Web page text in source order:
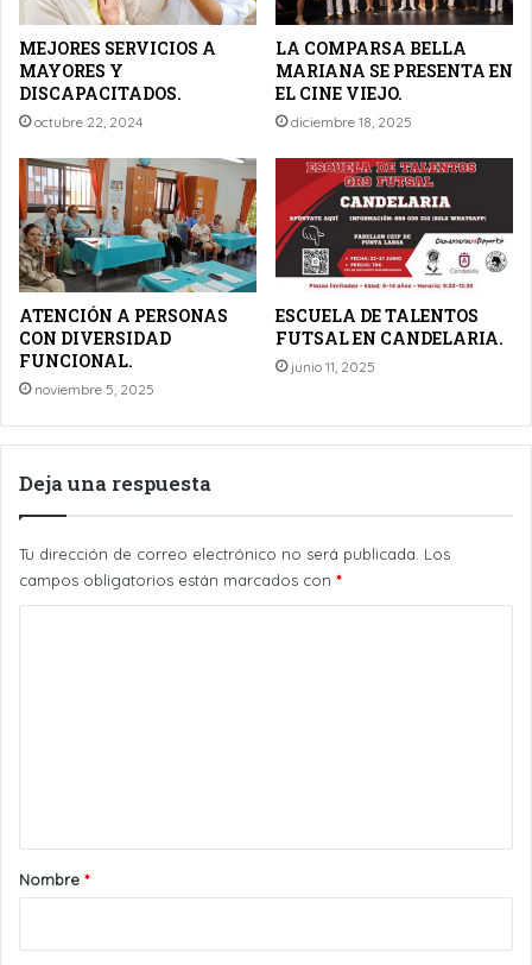
MEJORES SERVICIOS A
MAYORES Y
DISCAPACITADOS.
octubre 22, 2024
LA COMPARSA BELLA
MARIANA SE PRESENTA EN
EL CINE VIEJO.
diciembre 18, 2025
ATENCIÓN A PERSONAS
CON DIVERSIDAD
FUNCIONAL.
noviembre 5, 2025
ESCUELA DE TALENTOS
FUTSAL EN CANDELARIA.
junio 11, 2025
Deja una respuesta
Tu dirección de correo electrónico no será publicada. Los
campos obligatorios están marcados con *
rNombre *